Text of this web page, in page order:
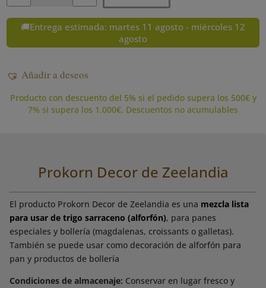
🚚Entrega estimada: martes 11 agosto - miércoles 12
agosto
Añadir a deseos
Producto con descuento del 5% si el pedido supera los 500€ y
7% si supera los 1.000€. Descuentos no acumulables
Prokorn Decor de Zeelandia
El producto Prokorn Decor de Zeelandia es una mezcla lista
para usar de trigo sarraceno (alforfón), para panes
especiales y bollería (magdalenas, croissants o galletas).
También se puede usar como decoración de alforfón para
pan y productos de bollería
Condiciones de almacenaje: Conservar en lugar fresco y